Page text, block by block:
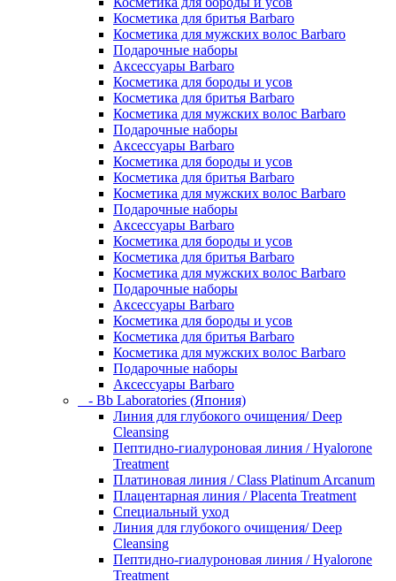
Косметика для бритья Barbaro
Косметика для мужских волос Barbaro
Подарочные наборы
Аксессуары Barbaro
Косметика для бороды и усов
Косметика для бритья Barbaro
Косметика для мужских волос Barbaro
Подарочные наборы
Аксессуары Barbaro
Косметика для бороды и усов
Косметика для бритья Barbaro
Косметика для мужских волос Barbaro
Подарочные наборы
Аксессуары Barbaro
Косметика для бороды и усов
Косметика для бритья Barbaro
Косметика для мужских волос Barbaro
Подарочные наборы
Аксессуары Barbaro
Косметика для бороды и усов
Косметика для бритья Barbaro
Косметика для мужских волос Barbaro
Подарочные наборы
Аксессуары Barbaro
- Bb Laboratories (Япония)
Линия для глубокого очищения/ Deep
Cleansing
Пептидно-гиалуроновая линия / Hyalorone
Treatment
Платиновая линия / Class Platinum Arcanum
Плацентарная линия / Placenta Treatment
Специальный уход
Линия для глубокого очищения/ Deep
Cleansing
Пептидно-гиалуроновая линия / Hyalorone
Treatment